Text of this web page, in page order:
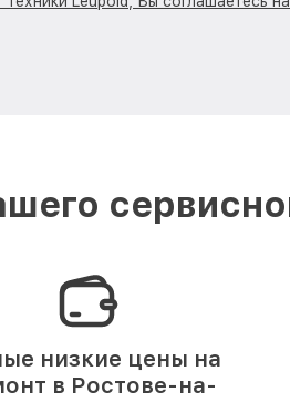
низкие цены на
в Ростове-на-